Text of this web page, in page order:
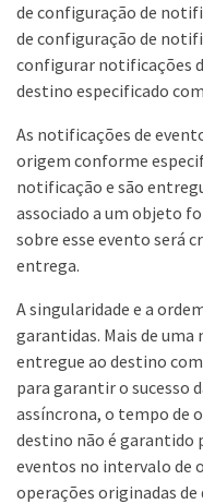
de configuração de
de configuração de
configurar notificações
destino especificado
As notificações de
origem conforme
notificação e são
associado a um objeto
sobre esse evento será
entrega.
A singularidade e a
garantidas. Mais de
entregue ao destino
para garantir o sucesso
assíncrona, o tempo de
destino não é garantido
eventos no intervalo de
operações originadas